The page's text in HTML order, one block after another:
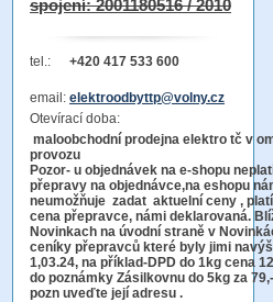
spojení: 2001180516 / 2010
tel.: +420 417 533 600
email: elektroodbyttp@volny.cz
Otevírací doba:
maloobchodní prodejna elektro tč v
Pozor- u objednávek na e-shopu
přepravy na objednávce,na eshopu
neumožňuje zadat aktuelní ceny ,
cena přepravce, námi deklarovaná.
Novinkach na úvodní straně v
ceníky přepravců které byly jimi
1,03.24, na příklad-DPD do 1kg cena
do poznámky Zásilkovnu do 5kg za
pozn uveďte její adresu .